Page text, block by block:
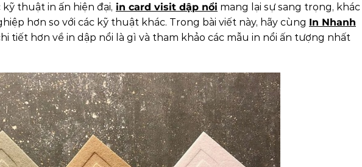
kỹ thuật in ấn hiện đại, in card visit dập nổi mang lại sự sang trọng, khác
hơn so với các kỹ thuật khác. Trong bài viết này, hãy cùng In Nhanh
tiết hơn về in dập nổi là gì và tham khảo các mẫu in nổi ấn tượng nhất